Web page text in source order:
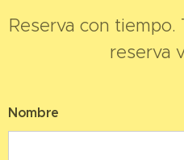
Reserva con
reserva
Nombre